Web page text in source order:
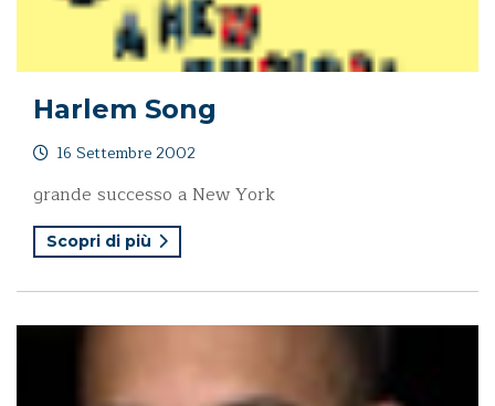
Harlem Song
16 Settembre 2002
grande successo a New York
Scopri di più